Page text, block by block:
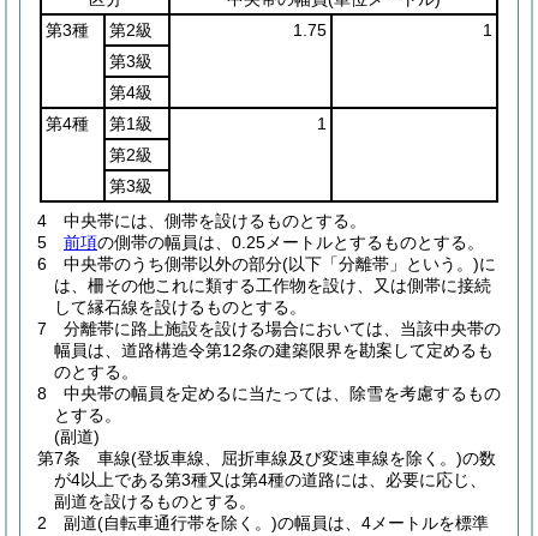
第3種
第2級 1.75
1
第3級
第4級
第4種
第1級
1
第2級
第3級
4
中央帯には、側帯を設けるものとする。
5
前項の側帯の幅員は、0.25メートルとするものとする。
6
中央帯のうち側帯以外の部分(以下「分離帯」という。)に
は、柵その他これに類する工作物を設け、又は側帯に接続
して縁石線を設けるものとする。
7
分離帯に路上施設を設ける場合においては、当該中央帯の
幅員は、道路構造令第12条の建築限界を勘案して定めるも
のとする。
8
中央帯の幅員を定めるに当たっては、除雪を考慮するもの
とする。
(副道)
第7条
車線(登坂車線、屈折車線及び変速車線を除く。)の数
が4以上である第3種又は第4種の道路には、必要に応じ、
副道を設けるものとする。
2
副道(自転車通行帯を除く。)の幅員は、4メートルを標準